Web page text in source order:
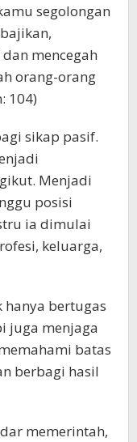
segolongan
mencegah
orang-orang
104)
sikap pasif.
Menjadi
posisi
ia dimulai
keluarga,
hanya bertugas
juga menjaga
batas
berbagi hasil
memerintah,